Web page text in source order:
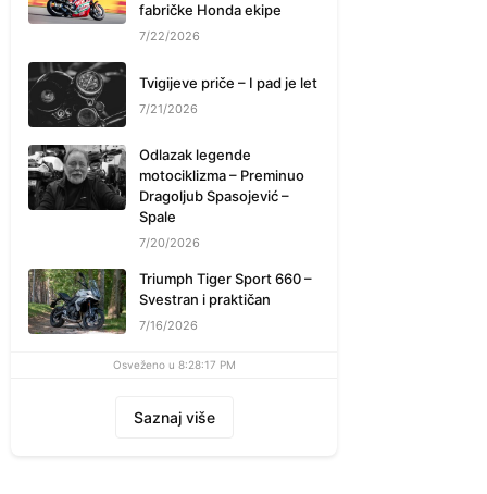
fabričke Honda ekipe
7/22/2026
Tvigijeve priče – I pad je let
7/21/2026
Odlazak legende
motociklizma – Preminuo
Dragoljub Spasojević –
Spale
7/20/2026
Triumph Tiger Sport 660 –
Svestran i praktičan
7/16/2026
Osveženo u 8:28:17 PM
Saznaj više